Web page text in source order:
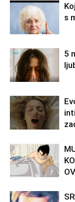
s
5